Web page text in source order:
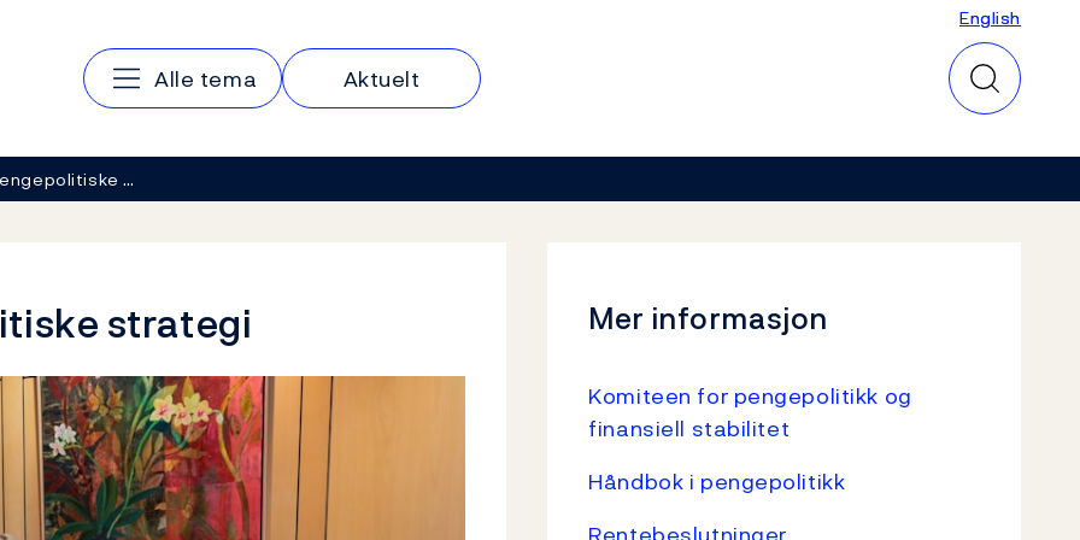
Hovedmeny
Alle tema Aktuelt
English
English
…
strategi Mer informasjon
Komiteen for pengepolitikk og
finansiell stabilitet
Håndbok i pengepolitikk